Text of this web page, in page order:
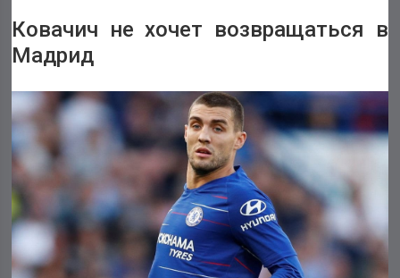
Ковачич не хочет возвращаться в
Мадрид